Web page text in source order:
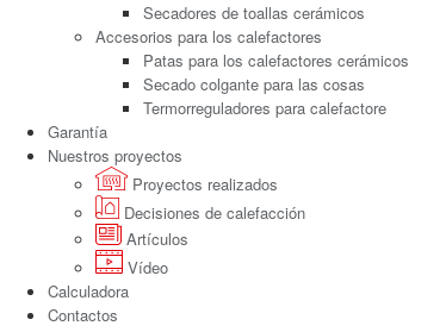
Secadores de toallas cerámicos
Accesorios para los calefactores
Patas para los calefactores cerámicos
Secado colgante para las cosas
Termorreguladores para calefactore
Garantía
Nuestros proyectos
Proyectos realizados
Decisiones de calefacción
Artículos
Vídeo
Calculadora
Contactos